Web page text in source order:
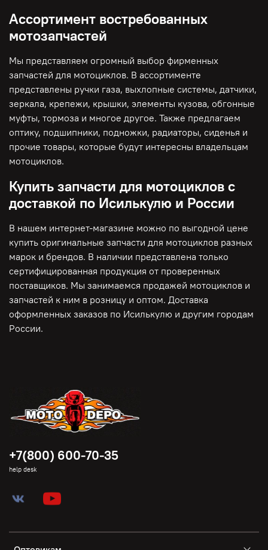
Ассортимент востребованных
мотозапчастей
Мы представляем огромный выбор фирменных
запчастей для мотоциклов. В ассортименте
представлены ручки газа, выхлопные системы, датчики,
зеркала, крепежи, крышки, элементы кузова, обгонные
муфты, тормоза и многое другое. Также предлагаем
оптику, подшипники, подножки, радиаторы, сиденья и
прочие товары, которые будут интересны владельцам
мотоциклов.
Купить запчасти для мотоциклов с
доставкой по Исилькулю и России
В нашем интернет-магазине можно по выгодной цене
купить оригинальные запчасти для мотоциклов разных
марок и брендов. В наличии представлена только
сертифицированная продукция от проверенных
поставщиков. Мы занимаемся продажей мотоциклов и
запчастей к ним в розницу и оптом. Доставка
оформленных заказов по Исилькулю и другим городам
России.
+7(800) 600-70-35
help desk